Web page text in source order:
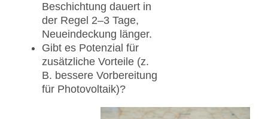
Beschichtung dauert in
der Regel 2–3 Tage,
Neueindeckung länger.
Gibt es Potenzial für
zusätzliche Vorteile (z.
B. bessere Vorbereitung
für Photovoltaik)?